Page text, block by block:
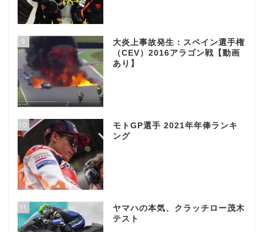
9
大炎上事故発生：スペイン選手権
（CEV）2016アラゴン戦【動画
あり】
10
モトGP選手 2021年年俸ランキ
ング
11
ヤマハの本気、クラッチロー茂木
テスト